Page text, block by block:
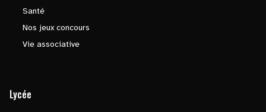
Santé
Nos jeux concours
Vie associative
Lycée